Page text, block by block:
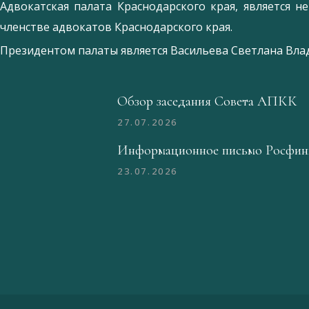
Адвокатская палата Краснодарского края, является
членстве адвокатов Краснодарского края.
Президентом палаты является Ваcильева Светлана
Обзор заседания Совета АПКК
27.07.2026
Информационное письмо
23.07.2026